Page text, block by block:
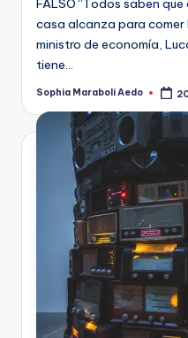
FALSO “Todos saben
casa alcanza para comer
ministro de economía,
tiene…
Publicado
Sophia Maraboli Aedo